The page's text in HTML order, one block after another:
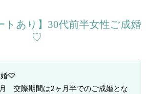
トあり】30代前半女性ご成婚
♡
婚♡
交際期間は2ヶ月半でのご成婚とな